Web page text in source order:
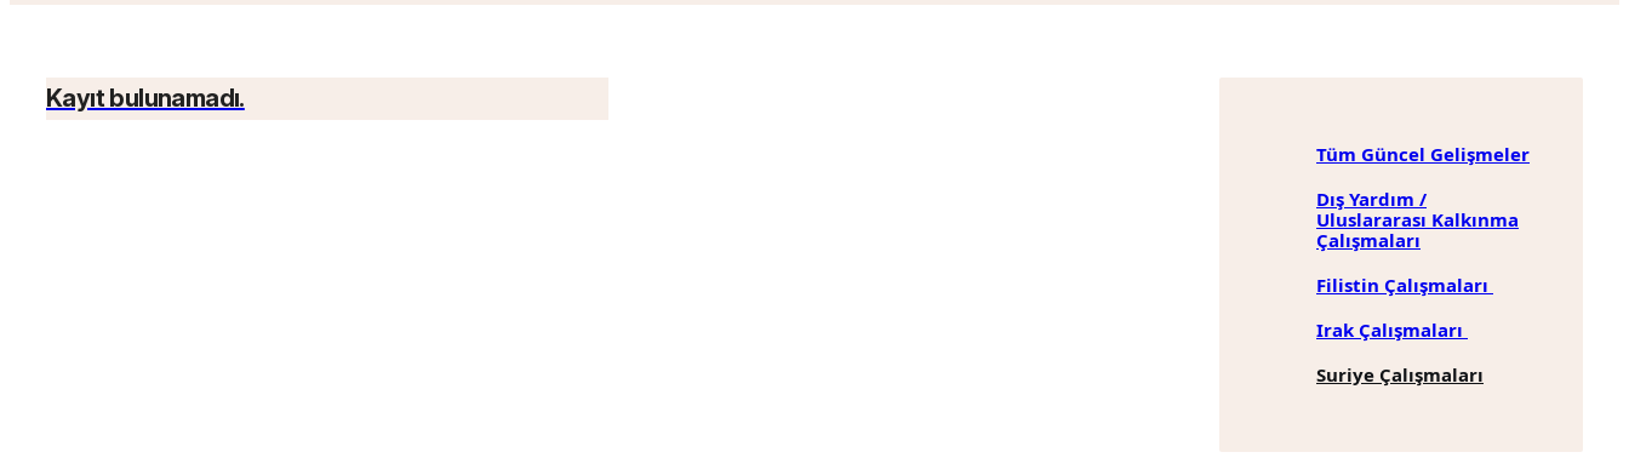
Kayıt bulunamadı.
Tüm Güncel Gelişmeler
Dış Yardım /
Uluslararası Kalkınma
Çalışmaları
Filistin Çalışmaları
Irak Çalışmaları
Suriye Çalışmaları